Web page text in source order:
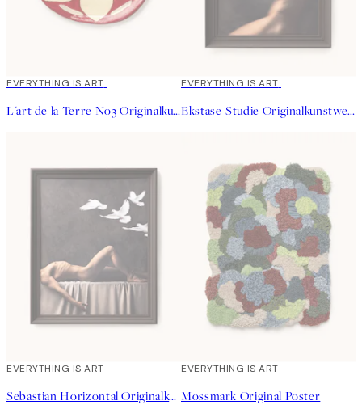
EVERYTHING IS ART
L'art de la Terre No3 Originalkunstwerk
EVERYTHING IS ART
Ekstase-Studie Originalkunstwerk
EVERYTHING IS ART
Sebastian Horizontal Originalkunstwerk
EVERYTHING IS ART
Mossmark Original Poster